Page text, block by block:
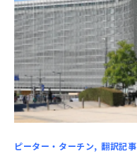
ピーター・ターチン 翻訳記事